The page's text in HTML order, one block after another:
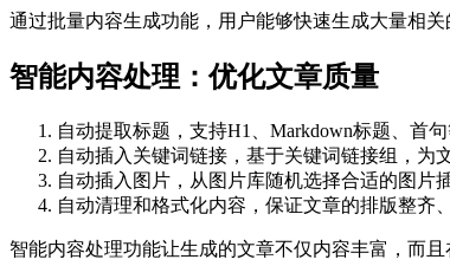
通过批量内容生成功能，用户能够快速生成大量相
智能内容处理：优化文章质量
自动提取标题，支持H1、Markdown标题、首
自动插入关键词链接，基于关键词链接组，为
自动插入图片，从图片库随机选择合适的图片
自动清理和格式化内容，保证文章的排版整齐
智能内容处理功能让生成的文章不仅内容丰富，而且